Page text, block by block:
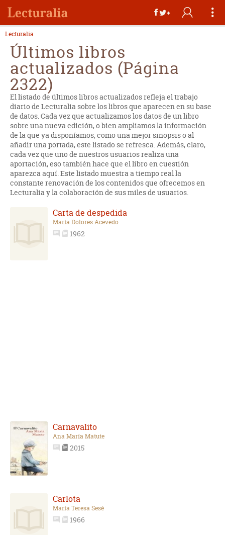
Lecturalia
Últimos libros
actualizados (Página
2322)
El listado de últimos libros actualizados refleja el trabajo
diario de Lecturalia sobre los libros que aparecen en su base
de datos. Cada vez que actualizamos los datos de un libro
sobre una nueva edición, o bien ampliamos la información
de la que ya disponíamos, como una mejor sinopsis o al
añadir una portada, este listado se refresca. Además, claro,
cada vez que uno de nuestros usuarios realiza una
aportación, eso también hace que el libro en cuestión
aparezca aquí. Este listado muestra a tiempo real la
constante renovación de los contenidos que ofrecemos en
Lecturalia y la colaboración de sus miles de usuarios.
Carta de despedida
María Dolores Acevedo
1962
Carnavalito
Ana María Matute
2015
Carlota
María Teresa Sesé
1966